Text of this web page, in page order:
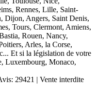
Rennes, Lille, Saint-
Dijon, Angers, Saint Denis,
Tours, Clermont, Amiens,
Rouen, Nancy,
Arles, la Corse,
Et si la législation de votre
Luxembourg, Monaco,
29421 | Vente interdite